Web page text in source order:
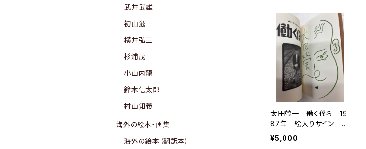
太田螢一 働く僕ら 19
87年 絵入りサイン メ
リーさんの絵本No.7 メ
リーウエルズ（トムズボッ
¥5,000
武井武雄
初山滋
横井弘三
杉浦茂
小山内龍
鈴木信太郎
村山知義
海外の絵本・画集
海外の絵本（翻訳本）